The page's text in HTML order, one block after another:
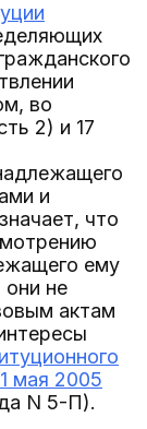
во
2) и 17
и
что
ему
не
актам
мая 2005
N 5-П).